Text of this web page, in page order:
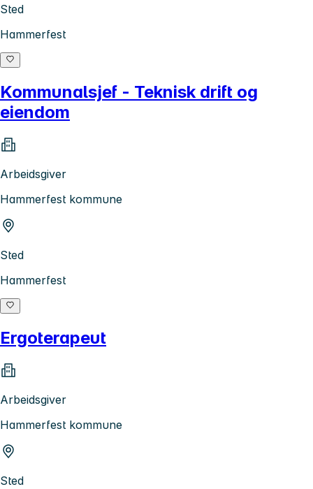
Sted
Hammerfest
Kommunalsjef - Teknisk drift og
eiendom
Arbeidsgiver
Hammerfest kommune
Sted
Hammerfest
Ergoterapeut
Arbeidsgiver
Hammerfest kommune
Sted